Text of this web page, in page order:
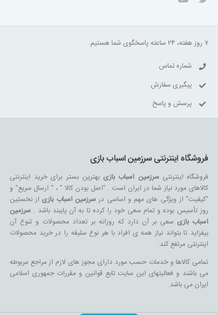
۷ روز هفته، ۲۴ ساعته پاسخگوی شما هستیم.
شماره تماس
پیگیری سفارش
پرسش و پاسخ
فروشگاه اینترنتی سرزمین اسباب بازی
فروشگاه اینترنتیسرزمین اسباب بازیبهترین بستر برای خرید اینترنتی
کالاهای مورد نیاز شما در ایران است . "اصل بودن کالا " ، " ارسال سریع" و
"کیفیت" از ویژگی های مهم و اساسی در سرزمین اسباب بازیاز نخستین
روز تأسیس بوده و تمام سعی خود را کرده تا به آن پایبند باشد .سرزمین
اسباب بازیسعی بر آن دارد که روزانه بر تعداد محصولات و تنوع آن
بیفزاید تا بتواند نیاز همه ی افراد با هر نوع سلیقه را در خرید محصولات
اینترنتی مرتفع کند.
تمامی کالاها و خدمات حسب مورد دارای مجوز های لازم از مراجع مربوطه
می باشند و فعالیتهای این سایت تابع قوانین و مقررات جمهوری اسلامی
ایران می باشد.